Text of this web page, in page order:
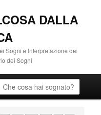
DALLA
Sogni e Interpretazione dei
dei Sogni